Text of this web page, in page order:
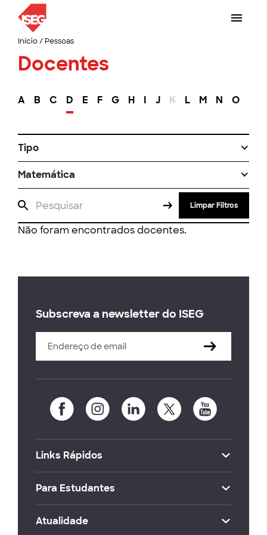
Início/ Pessoas
Docentes
A B C D E F G H I J K L M N O
Tipo
Matemática
Limpar Filtros
Não foram encontrados docentes.
Subscreva a newsletter do ISEG
Links Rápidos
Para Estudantes
Atualidade